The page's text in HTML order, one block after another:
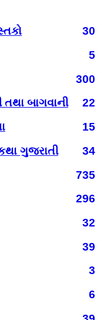
30
5
300
બાગવાની
22
15
ગુજરાતી
34
735
296
32
39
3
6